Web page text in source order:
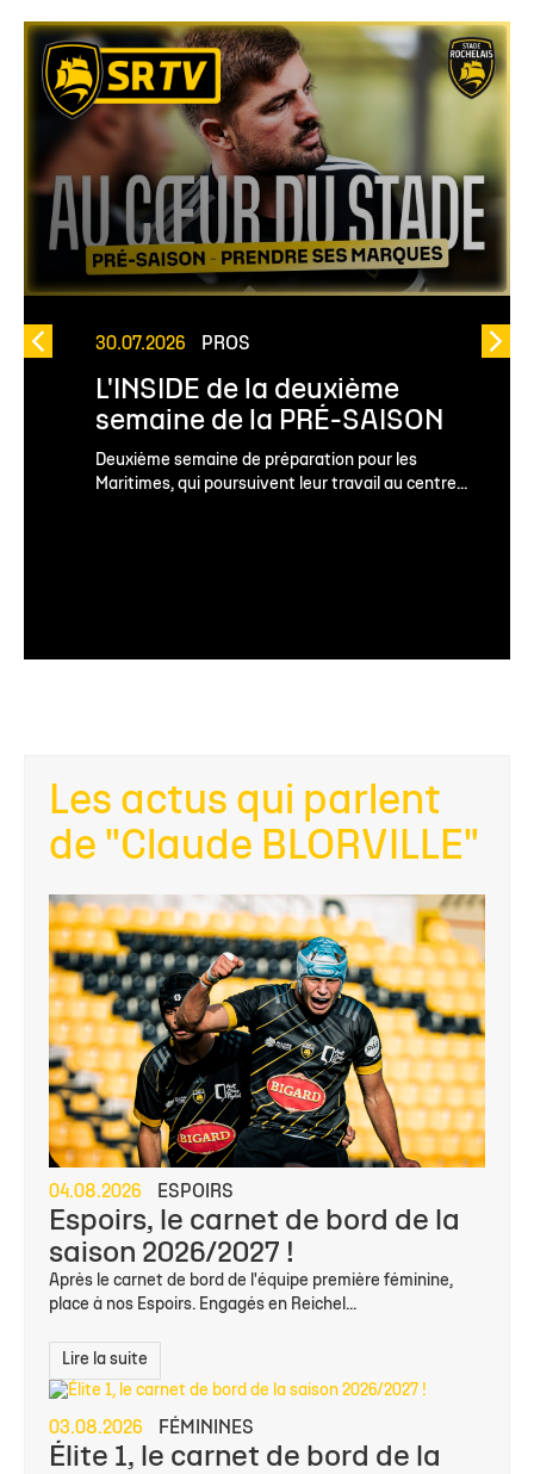
30.07.2026 PROS
L'INSIDE de la deuxième
semaine de la PRÉ-SAISON
Deuxième semaine de préparation pour les
Maritimes, qui poursuivent leur travail au centre...
Les actus qui parlent
de "Claude BLORVILLE"
04.08.2026 ESPOIRS
Espoirs, le carnet de bord de la
saison 2026/2027 !
Après le carnet de bord de l'équipe première féminine,
place à nos Espoirs. Engagés en Reichel...
Lire la suite
03.08.2026 FÉMININES
Élite 1, le carnet de bord de la